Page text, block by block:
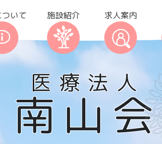
いて 施設紹介 求人案内
医療法人
南山会